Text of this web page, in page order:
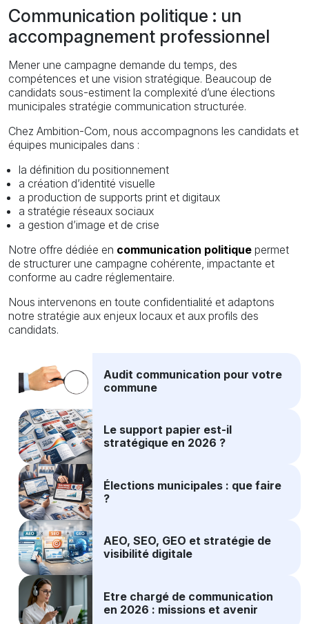
Communication politique : un
accompagnement professionnel
Mener une campagne demande du temps, des
compétences et une vision stratégique. Beaucoup de
candidats sous-estiment la complexité d’une élections
municipales stratégie communication structurée.
Chez Ambition-Com, nous accompagnons les candidats et
équipes municipales dans :
la définition du positionnement
a création d’identité visuelle
a production de supports print et digitaux
a stratégie réseaux sociaux
a gestion d’image et de crise
Notre offre dédiée en communication politique permet
de structurer une campagne cohérente, impactante et
conforme au cadre réglementaire.
Nous intervenons en toute confidentialité et adaptons
notre stratégie aux enjeux locaux et aux profils des
candidats.
Audit communication pour votre
commune
Le support papier est-il
stratégique en 2026 ?
Élections municipales : que faire
?
AEO, SEO, GEO et stratégie de
visibilité digitale
Etre chargé de communication
en 2026 : missions et avenir